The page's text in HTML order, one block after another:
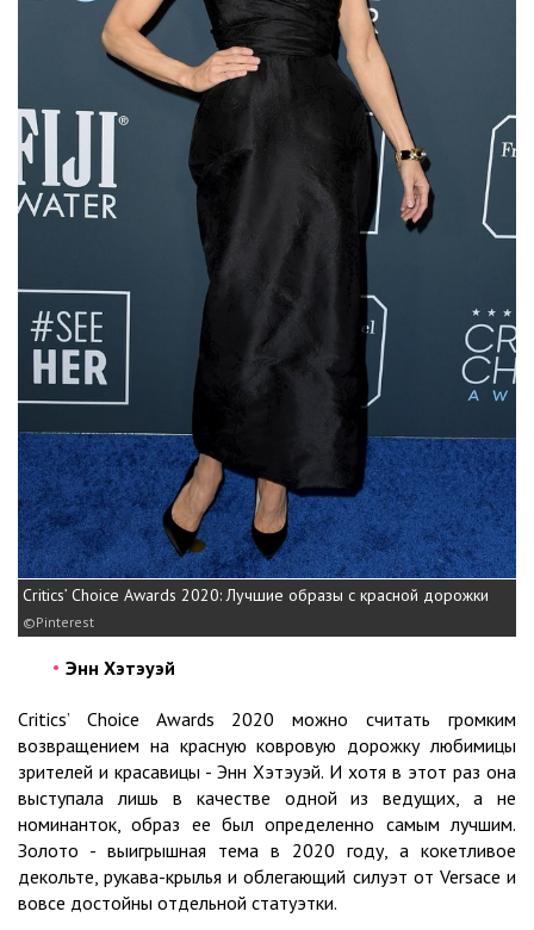
Critics’ Choice Awards 2020: Лучшие образы с красной дорожки
Pinterest
Энн Хэтэуэй
Critics’ Choice Awards 2020 можно считать громким
возвращением на красную ковровую дорожку любимицы
зрителей и красавицы - Энн Хэтэуэй. И хотя в этот раз она
выступала лишь в качестве одной из ведущих, а не
номинанток, образ ее был определенно самым лучшим.
Золото - выигрышная тема в 2020 году, а кокетливое
декольте, рукава-крылья и облегающий силуэт от Versace и
вовсе достойны отдельной статуэтки.